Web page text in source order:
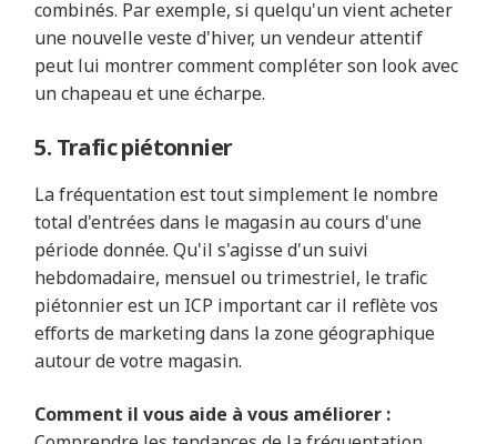
combinés. Par exemple, si quelqu'un vient acheter
une nouvelle veste d'hiver, un vendeur attentif
peut lui montrer comment compléter son look avec
un chapeau et une écharpe.
5. Trafic piétonnier
La fréquentation est tout simplement le nombre
total d'entrées dans le magasin au cours d'une
période donnée. Qu'il s'agisse d'un suivi
hebdomadaire, mensuel ou trimestriel, le trafic
piétonnier est un ICP important car il reflète vos
efforts de marketing dans la zone géographique
autour de votre magasin.
Comment il vous aide à vous améliorer :